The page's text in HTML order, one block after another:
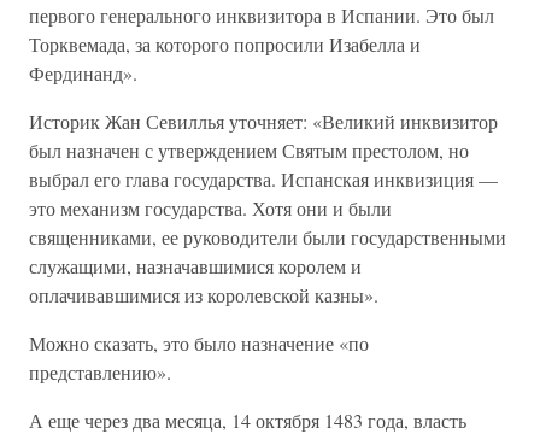
первого генерального инквизитора в Испании. Это был
Торквемада, за которого попросили Изабелла и
Фердинанд».
Историк Жан Севиллья уточняет: «Великий инквизитор
был назначен с утверждением Святым престолом, но
выбрал его глава государства. Испанская инквизиция —
это механизм государства. Хотя они и были
священниками, ее руководители были государственными
служащими, назначавшимися королем и
оплачивавшимися из королевской казны».
Можно сказать, это было назначение «по
представлению».
А еще через два месяца, 14 октября 1483 года, власть